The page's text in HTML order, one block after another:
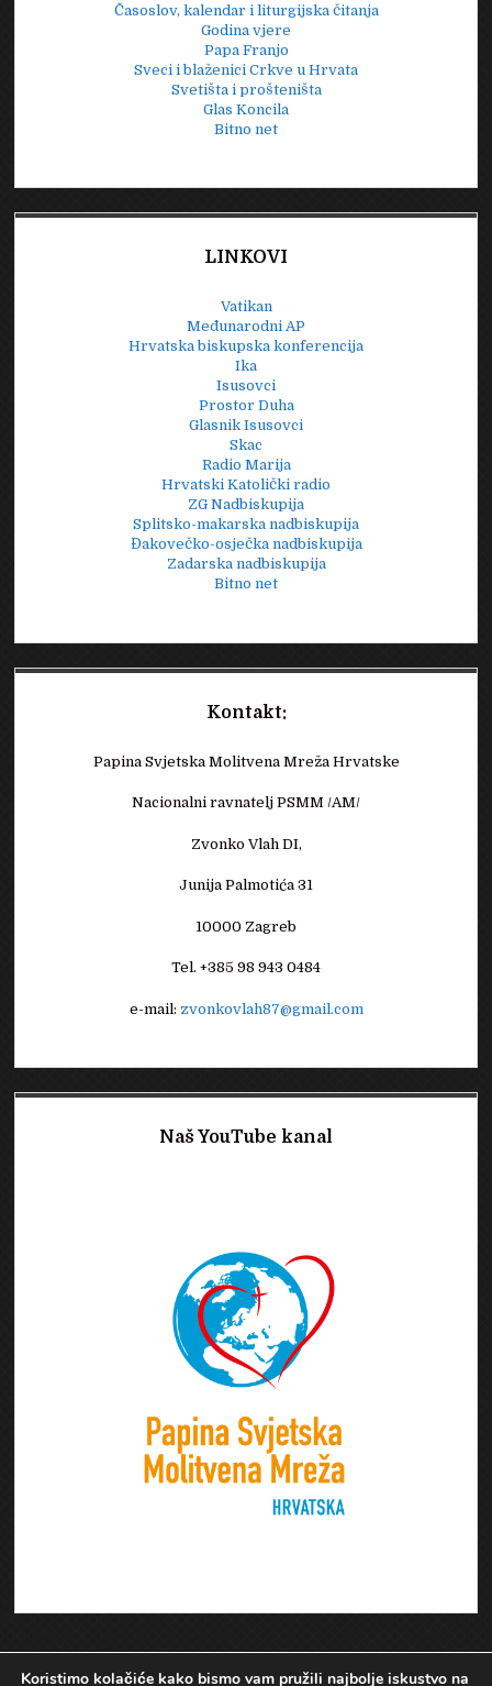
Časoslov, kalendar i liturgijska čitanja
Godina vjere
Papa Franjo
Sveci i blaženici Crkve u Hrvata
Svetišta i prošteništa
Glas Koncila
Bitno net
LINKOVI
Vatikan
Međunarodni AP
Hrvatska biskupska konferencija
Ika
Isusovci
Prostor Duha
Glasnik Isusovci
Skac
Radio Marija
Hrvatski Katolički radio
ZG Nadbiskupija
Splitsko-makarska nadbiskupija
Đakovečko-osječka nadbiskupija
Zadarska nadbiskupija
Bitno net
Kontakt:
Papina Svjetska Molitvena Mreža Hrvatske
Nacionalni ravnatelj PSMM /AM/
Zvonko Vlah DI,
Junija Palmotića 31
10000 Zagreb
Tel. +385 98 943 0484
e-mail: zvonkovlah87@gmail.com
Naš YouTube kanal
Koristimo kolačiće kako bismo vam pružili najbolje iskustvo na